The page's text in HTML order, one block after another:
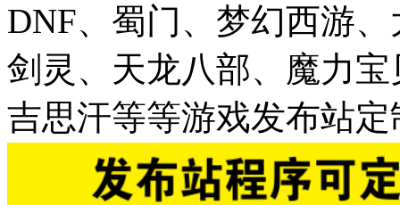
DNF、蜀门、梦幻西游
剑灵、天龙八部、魔力
吉思汗等等游戏发布站定